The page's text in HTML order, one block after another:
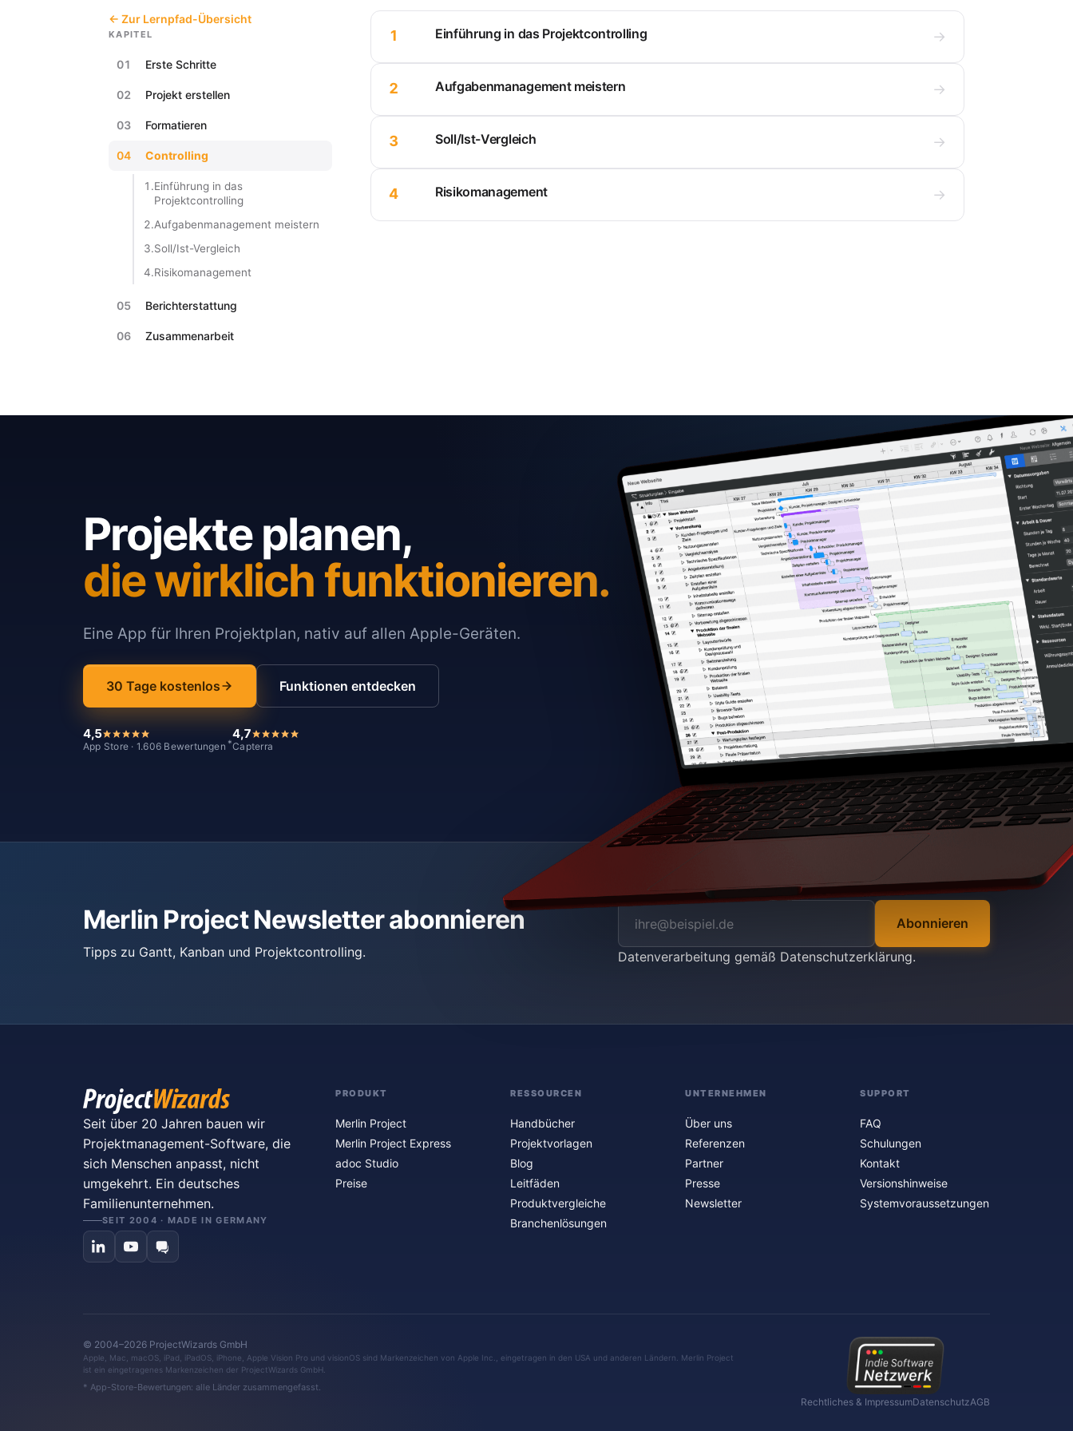
← Zur Lernpfad-Übersicht
KAPITEL
01 Erste Schritte
02 Projekt erstellen
03 Formatieren
04 Controlling
1.Einführung in das
Projektcontrolling
2.Aufgabenmanagement meistern
3.Soll/Ist-Vergleich
4.Risikomanagement
05 Berichterstattung
06 Zusammenarbeit
1 Einführung in das Projektcontrolling →
2 Aufgabenmanagement meistern →
3 Soll/Ist-Vergleich →
4 Risikomanagement →
Projekte planen,
die wirklich funktionieren.
Eine App für Ihren Projektplan, nativ auf allen Apple-Geräten.
30 Tage kostenlos Funktionen entdecken
4,5
App Store · 1.606 Bewertungen *
4,7
Capterra
Merlin Project Newsletter abonnieren
Tipps zu Gantt, Kanban und Projektcontrolling.
Abonnieren
Datenverarbeitung gemäß Datenschutzerklärung.
Seit über 20 Jahren bauen wir
Projektmanagement-Software, die
sich Menschen anpasst, nicht
umgekehrt. Ein deutsches
Familienunternehmen.
SEIT 2004 · MADE IN GERMANY
PRODUKT
Merlin Project
Merlin Project Express
adoc Studio
Preise
RESSOURCEN
Handbücher
Projektvorlagen
Blog
Leitfäden
Produktvergleiche
Branchenlösungen
UNTERNEHMEN
Über uns
Referenzen
Partner
Presse
Newsletter
SUPPORT
FAQ
Schulungen
Kontakt
Versionshinweise
Systemvoraussetzungen
© 2004–2026 ProjectWizards GmbH
Apple, Mac, macOS, iPad, iPadOS, iPhone, Apple Vision Pro und visionOS sind Markenzeichen von Apple Inc., eingetragen in den USA und anderen Ländern. Merlin Project
ist ein eingetragenes Markenzeichen der ProjectWizards GmbH.
* App-Store-Bewertungen: alle Länder zusammengefasst.
Rechtliches & ImpressumDatenschutzAGB